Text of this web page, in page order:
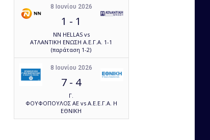
8 Ιουνίου 2026
1 - 1
NN HELLAS vs
ΑΤΛΑΝΤΙΚΗ ΕΝΩΣΗ Α.Ε.Γ.Α. 1-1
(παράταση 1-2)
8 Ιουνίου 2026
7 - 4
Γ.
ΦΟΥΦΟΠΟΥΛΟΣ ΑΕ vs Α.Ε.Ε.Γ.Α. Η
ΕΘΝΙΚΗ